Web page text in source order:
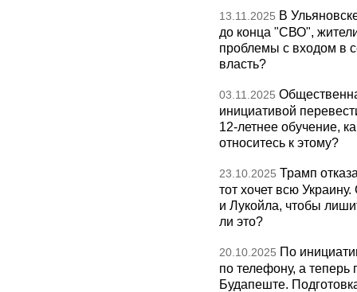
13.11.2025 В
до конца "СВО",
проблемы с входом в
власть?
03.11.2025
инициативой
12-летнее обучение,
относитесь к этому?
23.10.2025 Трамп
тот хочет всю
и Лукойла, чтобы
ли это?
20.10.2025 По
по телефону, а теперь
Будапеште.